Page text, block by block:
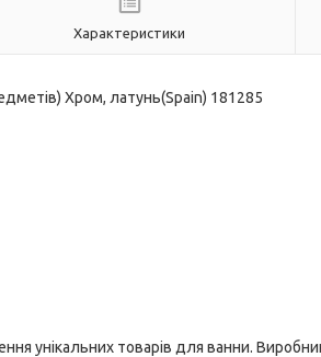
Характеристики
Хром, латунь(Spain) 181285
унікальних товарів для ванни.